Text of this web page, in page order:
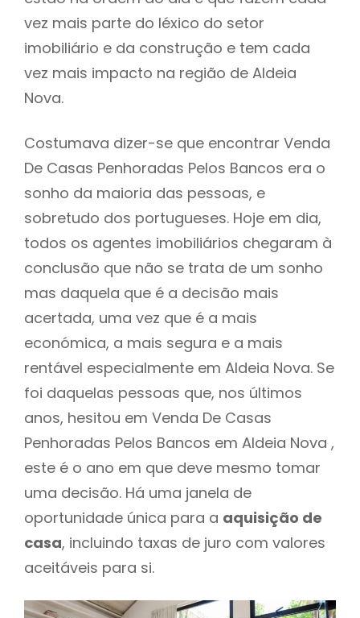
vez mais parte do léxico do setor
imobiliário e da construção e tem cada
vez mais impacto na região de Aldeia
Nova.
Costumava dizer-se que encontrar Venda
De Casas Penhoradas Pelos Bancos era o
sonho da maioria das pessoas, e
sobretudo dos portugueses. Hoje em dia,
todos os agentes imobiliários chegaram à
conclusão que não se trata de um sonho
mas daquela que é a decisão mais
acertada, uma vez que é a mais
económica, a mais segura e a mais
rentável especialmente em Aldeia Nova. Se
foi daquelas pessoas que, nos últimos
anos, hesitou em Venda De Casas
Penhoradas Pelos Bancos em Aldeia Nova ,
este é o ano em que deve mesmo tomar
uma decisão. Há uma janela de
oportunidade única para a aquisição de
casa, incluindo taxas de juro com valores
aceitáveis para si.